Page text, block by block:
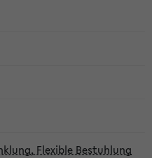
Flexible Bestuhlung